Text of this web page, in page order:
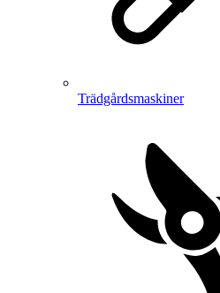
Trädgårdsmaskiner